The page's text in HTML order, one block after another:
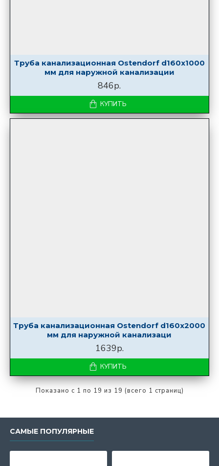
Труба канализационная Ostendorf d160x1000
мм для наружной канализации
846р.
КУПИТЬ
Труба канализационная Ostendorf d160x2000
мм для наружной канализаци
1639р.
КУПИТЬ
Показано с 1 по 19 из 19 (всего 1 страниц)
САМЫЕ ПОПУЛЯРНЫЕ